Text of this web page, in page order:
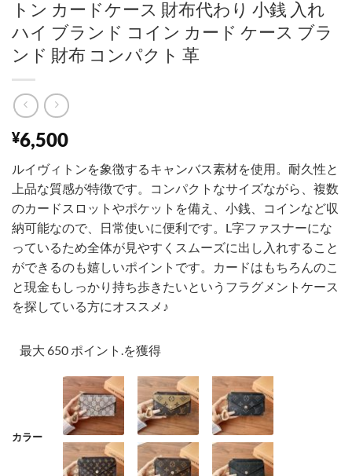
トン カードケース 財布代わり 小銭 入れ
ハイ ブランド コイン カード ケース ブラ
ンド 財布 コンパクト 革
¥6,500
ルイヴィトンを象徴するキャンバス素材を使用。耐久性と
上品な質感が特徴です。コンパクトなサイズながら、複数
のカードスロットやポケットを備え、小銭、コインなど収
納可能なので、日常使いに便利です。L字ファスナーにな
っているため全体が見やすくスムーズに出し入れすること
ができるのも嬉しいポイントです。カードはもちろんのこ
と現金もしっかり持ち歩きたいというフラグメントケース
を探している方にオススメ♪
最大 650 ポイント.を獲得
カラー
001 002 003